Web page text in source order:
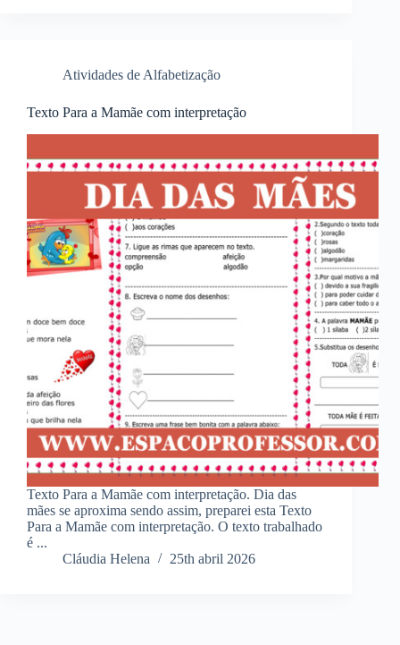
Atividades de Alfabetização
Texto Para a Mamãe com interpretação
Texto Para a Mamãe com interpretação. Dia das
mães se aproxima sendo assim, preparei esta Texto
Para a Mamãe com interpretação. O texto trabalhado
é ...
Cláudia Helena
25th abril 2026